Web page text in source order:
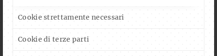
Cookie strettamente necessari
Cookie di terze parti